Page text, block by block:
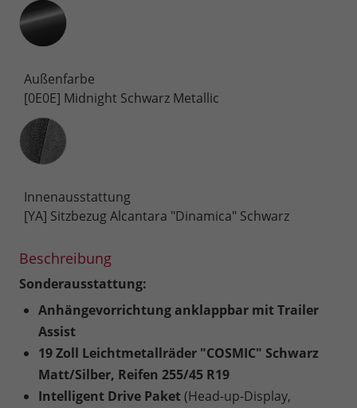
Außenfarbe
[0E0E] Midnight Schwarz Metallic
Innenausstattung
Innenausstattung
[YA] Sitzbezug Alcantara "Dinamica" Schwarz
Beschreibung
Sonderausstattung:
Anhängevorrichtung anklappbar mit Trailer
Assist
19 Zoll Leichtmetallräder "COSMIC" Schwarz
Matt/Silber, Reifen 255/45 R19
Intelligent Drive Paket(Head-up-Display,